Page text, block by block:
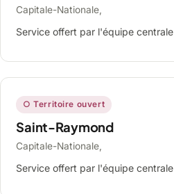
Capitale-Nationale,
Service offert par l'équipe
○ Territoire ouvert
Saint-Raymond
Capitale-Nationale,
Service offert par l'équipe